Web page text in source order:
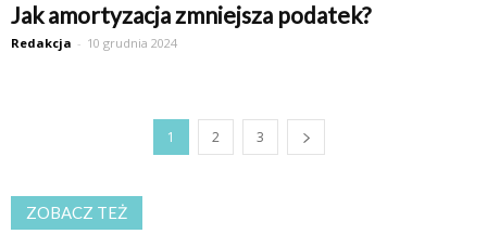
Jak amortyzacja zmniejsza podatek?
Redakcja - 10 grudnia 2024
1 2 3
ZOBACZ TEŻ